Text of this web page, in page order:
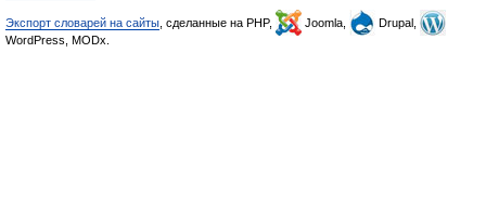
Экспорт словарей на сайты , сделанные на PHP, Joomla,
Drupal,
WordPress, MODx.